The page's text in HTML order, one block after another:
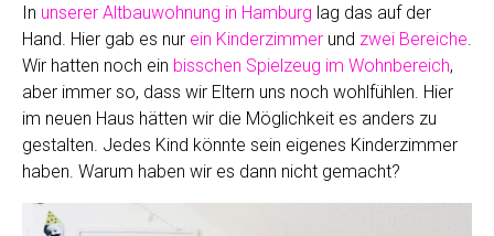
In unserer Altbauwohnung in Hamburg lag das auf der
Hand. Hier gab es nur ein Kinderzimmer und zwei Bereiche.
Wir hatten noch ein bisschen Spielzeug im Wohnbereich,
aber immer so, dass wir Eltern uns noch wohlfühlen. Hier
im neuen Haus hätten wir die Möglichkeit es anders zu
gestalten. Jedes Kind könnte sein eigenes Kinderzimmer
haben. Warum haben wir es dann nicht gemacht?